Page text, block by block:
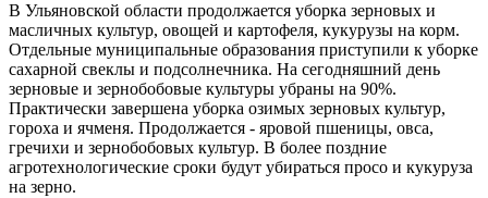
В Ульяновской области продолжается уборка зерновых и
масличных культур, овощей и картофеля, кукурузы на корм.
Отдельные муниципальные образования приступили к уборке
сахарной свеклы и подсолнечника. На сегодняшний день
зерновые и зернобобовые культуры убраны на 90%.
Практически завершена уборка озимых зерновых культур,
гороха и ячменя. Продолжается - яровой пшеницы, овса,
гречихи и зернобобовых культур. В более поздние
агротехнологические сроки будут убираться просо и кукуруза
на зерно.